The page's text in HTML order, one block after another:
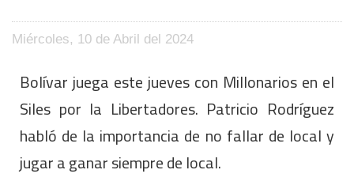
Miércoles, 10 de Abril del 2024
Bolívar juega este jueves con Millonarios en el
Siles por la Libertadores. Patricio Rodríguez
habló de la importancia de no fallar de local y
jugar a ganar siempre de local.